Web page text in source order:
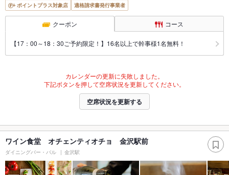
ポイントプラス対象店
適格請求書発行事業者
クーポン コース
【17：00～18：30ご予約限定！】16名以上で幹事様1名無料！
カレンダーの更新に失敗しました。
下記ボタンを押して空席状況を更新してください。
空席状況を更新する
ワイン食堂 オチェンティオチョ 金沢駅前
ダイニングバー・バル 金沢駅